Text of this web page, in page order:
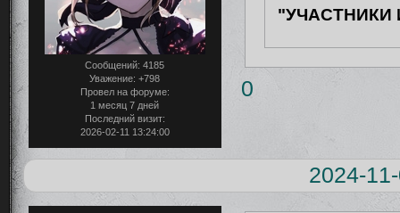
Сообщений: 4185
Уважение: +798
Провел на форуме:
1 месяц 7 дней
Последний визит:
2026-02-11 13:24:00
"УЧАСТНИКИ
0
2024-